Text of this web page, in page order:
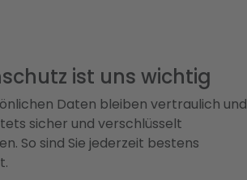
ist uns wichtig
Daten bleiben vertraulich und
sicher und verschlüsselt
So sind Sie jederzeit bestens